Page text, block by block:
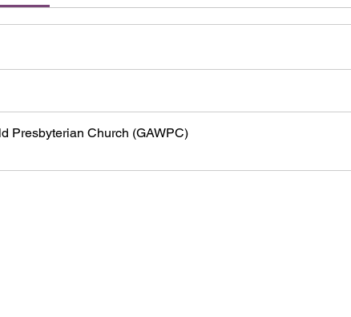
Presbyterian Church (GAWPC)